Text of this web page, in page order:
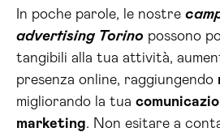
In poche parole, le nostre
advertising Torino possono
tangibili alla tua attività,
presenza online, raggiungendo
migliorando la tua
marketing. Non esitare a